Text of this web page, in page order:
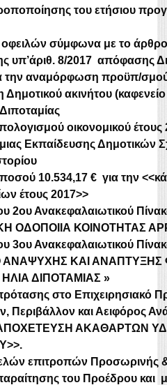
του ετήσιου
οφειλών σύμφωνα με το
υπ’άριθ. 8/2017 απόφασης
αναμόρφωση προϋπ/σμού
Δημοτικού ακινήτου
οικονομικού
Εκπαίδευσης Δημοτικών
10.534,17 € για την
έτους 2017>>
2ου Ανακεφαλαιωτικού
ΟΔΟΠΟΙΙΑ ΚΟΙΝΟΤΗΤΑΣ
3ου Ανακεφαλαιωτικού
ΚΑΙ ΑΝΑΠΤΥΞΗΣ
ΔΙΠΟΤΑΜΙΑΣ »
στο Επιχειρησιακό
Περιβάλλον και Αειφόρος
ΑΚΑΘΑΡΤΩΝ
επιτροπών Προσωρινής
του Προέδρου και